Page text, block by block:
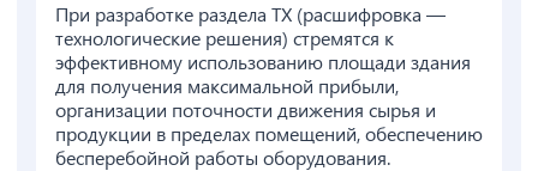
При разработке раздела ТХ (расшифровка —
технологические решения) стремятся к
эффективному использованию площади здания
для получения максимальной прибыли,
организации поточности движения сырья и
продукции в пределах помещений, обеспечению
бесперебойной работы оборудования.